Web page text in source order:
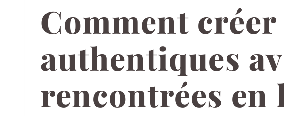
Comment
authentiques
rencontrées en